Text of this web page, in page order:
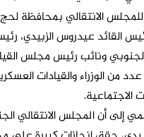
للمجلس الانتقالي بمحافظة
القائد عيدروس الزبيدي،
الجنوبي ونائب رئيس مجلس
من الوزراء والقيادات
الاجتماعية.
إلى أن المجلس الانتقالي